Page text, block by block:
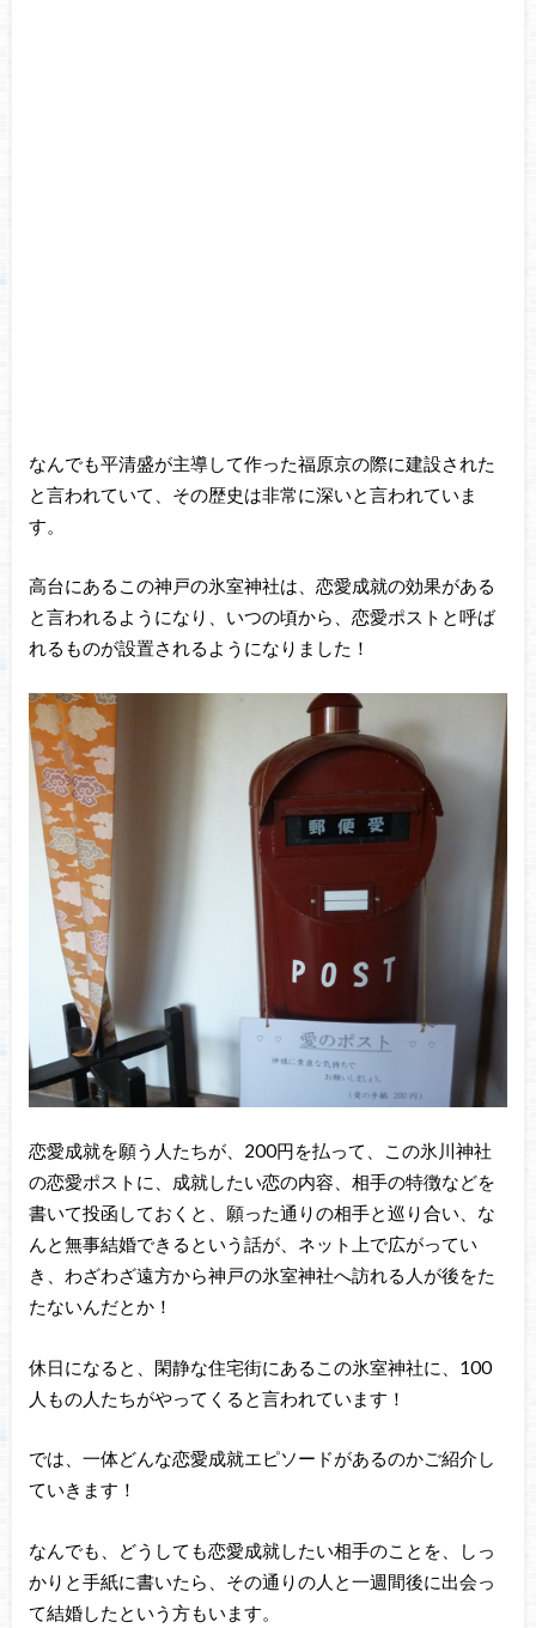
なんでも平清盛が主導して作った福原京の際に建設された
と言われていて、その歴史は非常に深いと言われていま
す。
高台にあるこの神戸の氷室神社は、恋愛成就の効果がある
と言われるようになり、いつの頃から、恋愛ポストと呼ば
れるものが設置されるようになりました！
恋愛成就を願う人たちが、200円を払って、この氷川神社
の恋愛ポストに、成就したい恋の内容、相手の特徴などを
書いて投函しておくと、願った通りの相手と巡り合い、な
んと無事結婚できるという話が、ネット上で広がってい
き、わざわざ遠方から神戸の氷室神社へ訪れる人が後をた
たないんだとか！
休日になると、閑静な住宅街にあるこの氷室神社に、100
人もの人たちがやってくると言われています！
では、一体どんな恋愛成就エピソードがあるのかご紹介し
ていきます！
なんでも、どうしても恋愛成就したい相手のことを、しっ
かりと手紙に書いたら、その通りの人と一週間後に出会っ
て結婚したという方もいます。